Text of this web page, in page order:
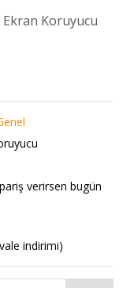
Koruyucu
verirsen bugün
indirimi)